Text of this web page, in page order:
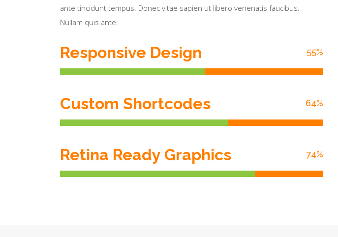
ante tincidunt tempus. Donec vitae sapien ut libero venenatis faucibus.
Nullam quis ante.
Responsive Design 55%
Custom Shortcodes 64%
Retina Ready Graphics 74%